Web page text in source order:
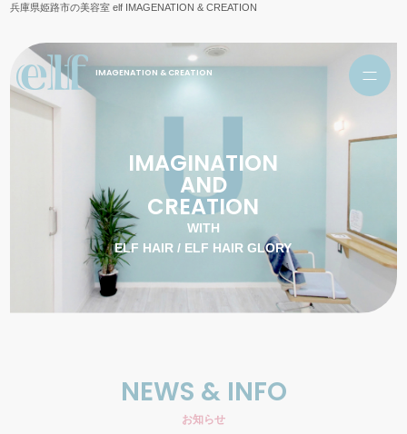
兵庫県姫路市の美容室 elf IMAGENATION & CREATION
IMAGENATION & CREATION
IMAGINATION
AND
CREATION
WITH
ELF HAIR / ELF HAIR GLORY
NEWS & INFO
お知らせ